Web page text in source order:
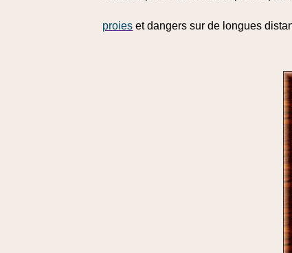
proies et dangers sur de longues